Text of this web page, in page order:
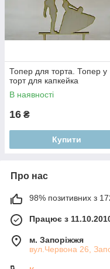
Топер для торта. Топер у
торт для капкейка
В наявності
16 ₴
Купити
Про нас
98% позитивних з 172
Працює з
м. Запоріжжя
вул.Червона 26,